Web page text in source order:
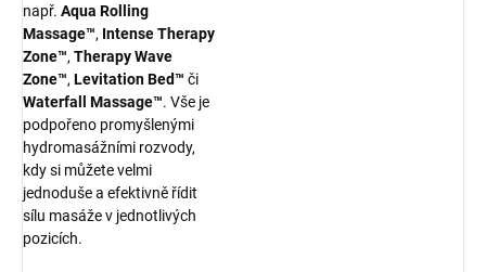
např. Aqua Rolling
Massage™, Intense Therapy
Zone™, Therapy Wave
Zone™, Levitation Bed™ či
Waterfall Massage™. Vše je
podpořeno promyšlenými
hydromasážními rozvody,
kdy si můžete velmi
jednoduše a efektivně řídit
sílu masáže v jednotlivých
pozicích.